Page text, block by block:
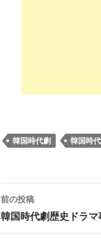
韓国時代劇 韓国時
投
稿
前の投稿
韓国時代劇歴史ドラ